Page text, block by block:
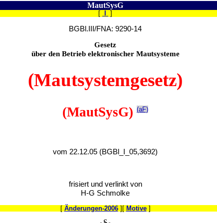
MautSysG
[ ]
BGBl.III/FNA: 9290-14
Gesetz
über den Betrieb elektronischer Mautsysteme
(Mautsystemgesetz)
(MautSysG) (aF)
vom 22.12.05 (BGBl_I_05,3692)
frisiert und verlinkt von
H-G Schmolke
[ Änderungen-2006][ Motive]